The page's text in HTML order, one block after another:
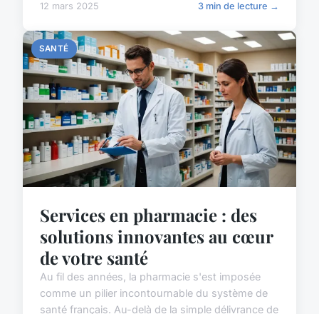
12 mars 2025 3 min de lecture →
SANTÉ
Services en pharmacie : des
solutions innovantes au cœur
de votre santé
Au fil des années, la pharmacie s'est imposée
comme un pilier incontournable du système de
santé français. Au-delà de la simple délivrance de